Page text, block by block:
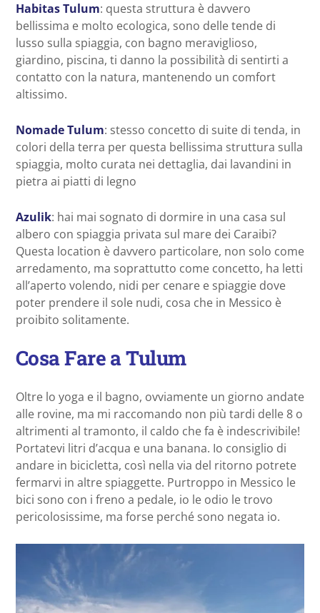
Habitas Tulum: questa struttura è davvero
bellissima e molto ecologica, sono delle tende di
lusso sulla spiaggia, con bagno meraviglioso,
giardino, piscina, ti danno la possibilità di sentirti a
contatto con la natura, mantenendo un comfort
altissimo.
Nomade Tulum: stesso concetto di suite di tenda, in
colori della terra per questa bellissima struttura sulla
spiaggia, molto curata nei dettaglia, dai lavandini in
pietra ai piatti di legno
Azulik: hai mai sognato di dormire in una casa sul
albero con spiaggia privata sul mare dei Caraibi?
Questa location è davvero particolare, non solo come
arredamento, ma soprattutto come concetto, ha letti
all’aperto volendo, nidi per cenare e spiaggie dove
poter prendere il sole nudi, cosa che in Messico è
proibito solitamente.
Cosa Fare a Tulum
Oltre lo yoga e il bagno, ovviamente un giorno andate
alle rovine, ma mi raccomando non più tardi delle 8 o
altrimenti al tramonto, il caldo che fa è indescrivibile!
Portatevi litri d’acqua e una banana. Io consiglio di
andare in bicicletta, così nella via del ritorno potrete
fermarvi in altre spiaggette. Purtroppo in Messico le
bici sono con i freno a pedale, io le odio le trovo
pericolosissime, ma forse perché sono negata io.